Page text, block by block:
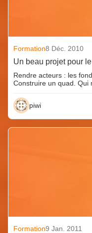
Formation8 Déc. 2010
Un beau projet pour
Rendre acteurs : les
Construire un quad. Qui
piwi
Formation9 Jan. 2011